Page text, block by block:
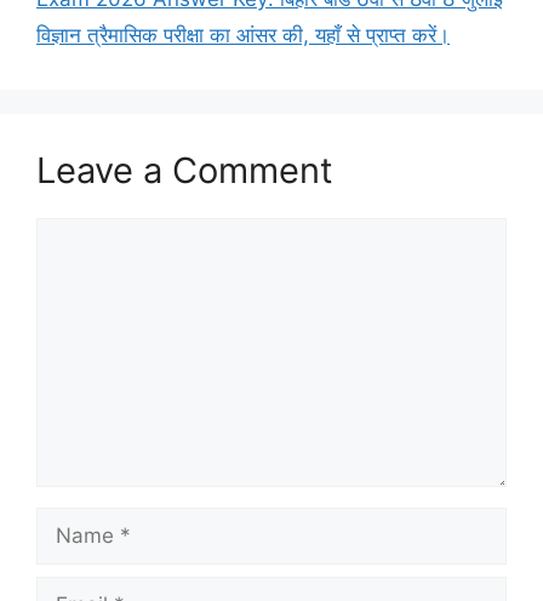
विज्ञान त्रैमासिक परीक्षा का आंसर की, यहाँ से प्राप्त करें।
Leave a Comment